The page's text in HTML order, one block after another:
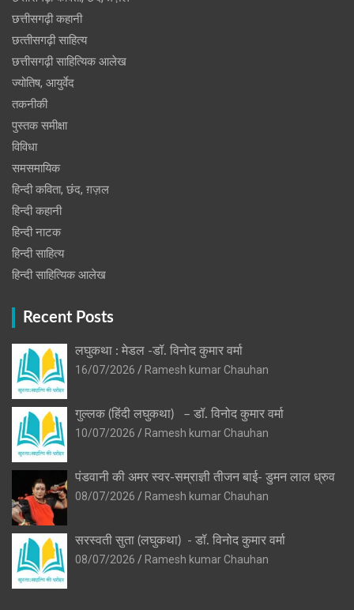
छत्तीसगढ़ी कहानी
छत्‍तीसगढ़ी साहित्‍य
छत्तीसगढ़ी साहित्यिक आलेख
ज्योतिष, आयुर्वेद
तकनीकी
पुस्‍तक समीक्षा
विविधा
समसमायिक
हिन्दी कविता, छंद, ग़ज़ल
हिन्दी कहानी
हिन्‍दी नाटक
हिन्दी साहित्य
हिन्दी साहित्यिक आलेख
Recent Posts
लघुकथा : मेडल -डॉ. विनोद कुमार वर्मा
16/07/2026
Ramesh kumar Chauhan
गुल्लक (हिंदी लघुकथा) – डॉ. विनोद कुमार वर्मा
10/07/2026
Ramesh kumar Chauhan
पंडवानी की अमर स्वर-सम्राज्ञी तीजन बाई- डुमन लाल ध्रुव
08/07/2026
Ramesh kumar Chauhan
सरस्वती सुता (लघुकथा) ​- डॉ. विनोद कुमार वर्मा
08/07/2026
Ramesh kumar Chauhan